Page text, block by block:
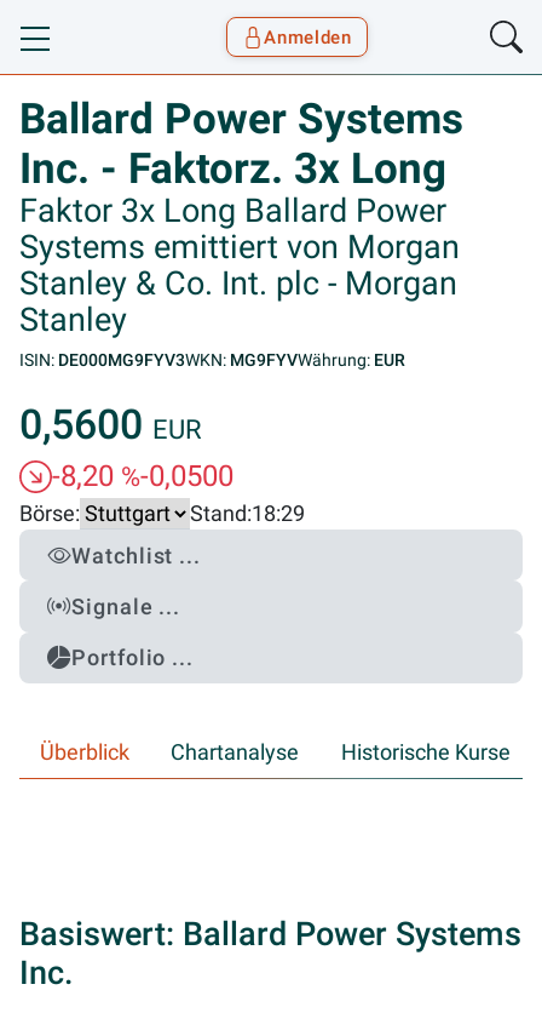
Toggle navigation
Anmelden
Ballard Power Systems
Inc. - Faktorz. 3x Long
Faktor 3x Long Ballard Power
Systems emittiert von Morgan
Stanley & Co. Int. plc - Morgan
Stanley
ISIN: DE000MG9FYV3WKN: MG9FYVWährung: EUR
0,5600 EUR
-8,20 %-0,0500
Börse: Stand:18:29
Watchlist ...
Signale ...
Portfolio ...
Überblick Chartanalyse Historische Kurse
Basiswert: Ballard Power Systems
Inc.